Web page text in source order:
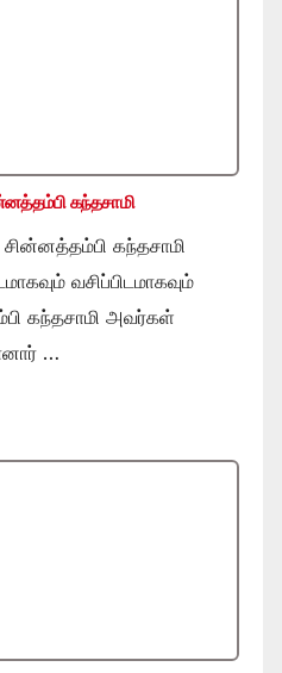
கந்தசாமி
கந்தசாமி
வசிப்பிடமாகவும்
கந்தசாமி அவர்கள்
…